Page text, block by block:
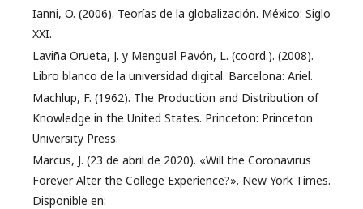
Ianni, O. (2006). Teorías de la globalización. México: Siglo
XXI.
Laviña Orueta, J. y Mengual Pavón, L. (coord.). (2008).
Libro blanco de la universidad digital. Barcelona: Ariel.
Machlup, F. (1962). The Production and Distribution of
Knowledge in the United States. Princeton: Princeton
University Press.
Marcus, J. (23 de abril de 2020). «Will the Coronavirus
Forever Alter the College Experience?». New York Times.
Disponible en: